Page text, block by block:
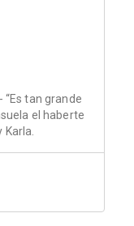
“Es tan grande
el haberte
Karla.